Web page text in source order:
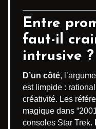
Entre
faut-il
intrusive ?
D’un côté,
est limpide :
créativité. Les
magique dans
consoles Star Trek.